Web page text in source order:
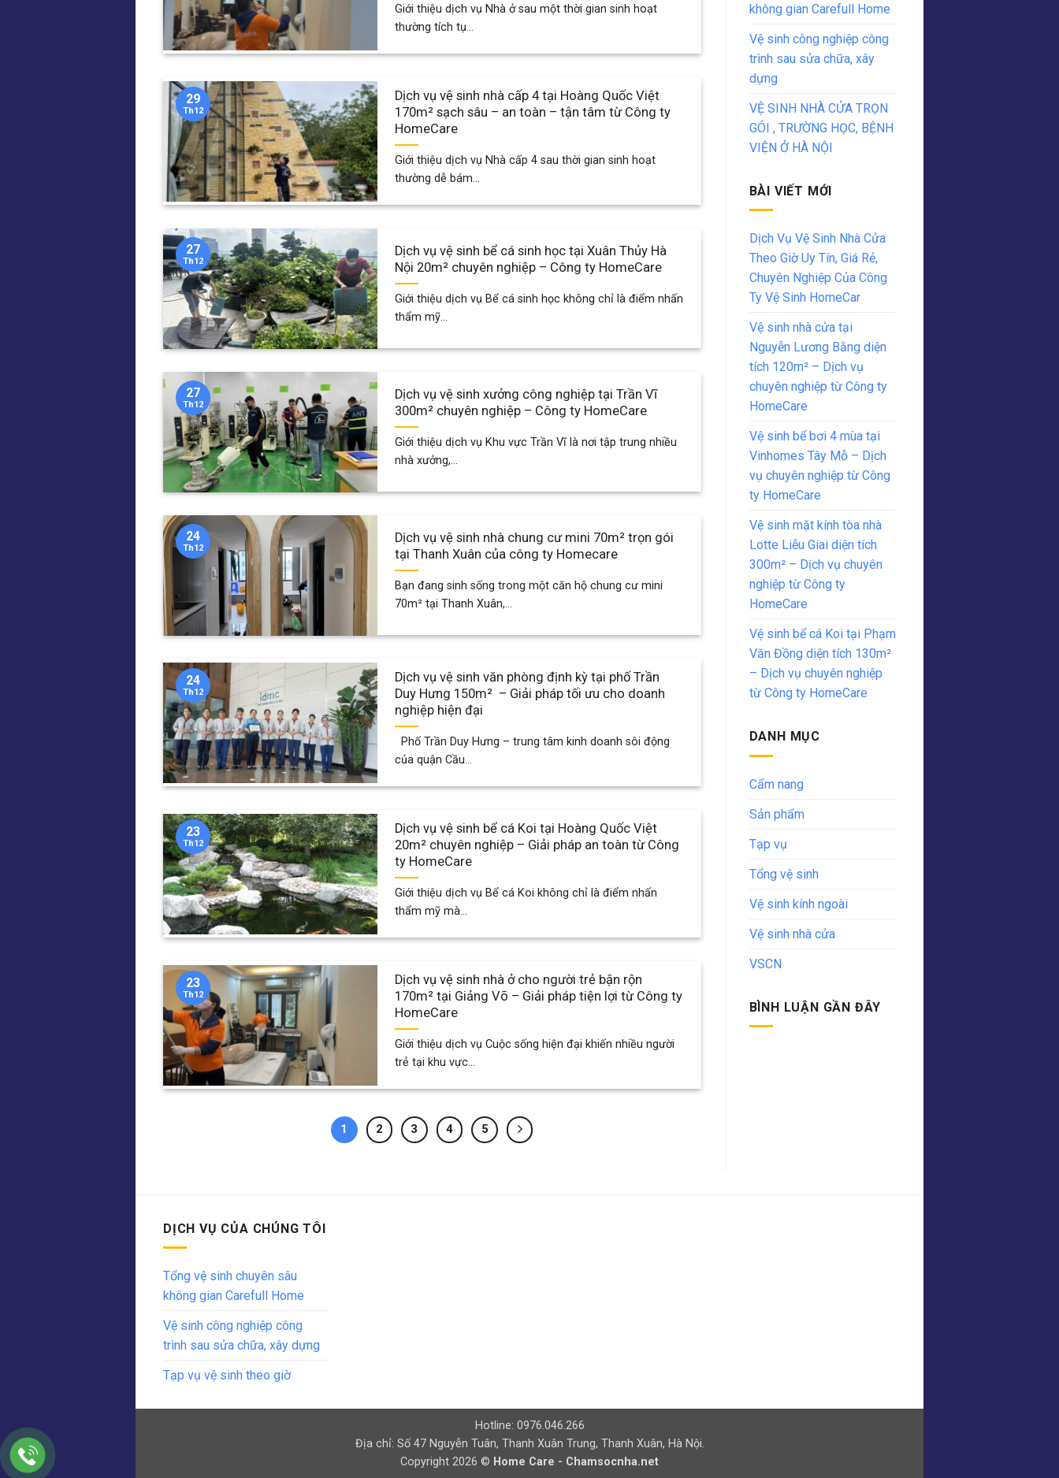
Giới thiệu dịch vụ Nhà ở sau một thời gian sinh hoạt
thường tích tụ...
Dịch vụ vệ sinh nhà cấp 4 tại Hoàng Quốc Việt
170m² sạch sâu – an toàn – tận tâm từ Công ty
HomeCare
Giới thiệu dịch vụ Nhà cấp 4 sau thời gian sinh hoạt
thường dễ bám...
29
Th12
Dịch vụ vệ sinh bể cá sinh học tại Xuân Thủy Hà
Nội 20m² chuyên nghiệp – Công ty HomeCare
Giới thiệu dịch vụ Bể cá sinh học không chỉ là điểm nhấn
thẩm mỹ...
27
Th12
Dịch vụ vệ sinh xưởng công nghiệp tại Trần Vĩ
300m² chuyên nghiệp – Công ty HomeCare
Giới thiệu dịch vụ Khu vực Trần Vĩ là nơi tập trung nhiều
nhà xưởng,...
27
Th12
Dịch vụ vệ sinh nhà chung cư mini 70m² trọn gói
tại Thanh Xuân của công ty Homecare
Bạn đang sinh sống trong một căn hộ chung cư mini
70m² tại Thanh Xuân,...
24
Th12
Dịch vụ vệ sinh văn phòng định kỳ tại phố Trần
Duy Hưng 150m² – Giải pháp tối ưu cho doanh
nghiệp hiện đại
Phố Trần Duy Hưng – trung tâm kinh doanh sôi động
của quận Cầu...
24
Th12
Dịch vụ vệ sinh bể cá Koi tại Hoàng Quốc Việt
20m² chuyên nghiệp – Giải pháp an toàn từ Công
ty HomeCare
Giới thiệu dịch vụ Bể cá Koi không chỉ là điểm nhấn
thẩm mỹ mà...
23
Th12
Dịch vụ vệ sinh nhà ở cho người trẻ bận rộn
170m² tại Giảng Võ – Giải pháp tiện lợi từ Công ty
HomeCare
Giới thiệu dịch vụ Cuộc sống hiện đại khiến nhiều người
trẻ tại khu vực...
23
Th12
1 2 3 4 5
không gian Carefull Home
Vệ sinh công nghiệp công
trình sau sửa chữa, xây
dựng
VỆ SINH NHÀ CỬA TRỌN
GÓI , TRƯỜNG HỌC, BỆNH
VIỆN Ở HÀ NỘI
BÀI VIẾT MỚI
Dịch Vụ Vệ Sinh Nhà Cửa
Theo Giờ Uy Tín, Giá Rẻ,
Chuyên Nghiệp Của Công
Ty Vệ Sinh HomeCar
Vệ sinh nhà cửa tại
Nguyễn Lương Bằng diện
tích 120m² – Dịch vụ
chuyên nghiệp từ Công ty
HomeCare
Vệ sinh bể bơi 4 mùa tại
Vinhomes Tây Mỗ – Dịch
vụ chuyên nghiệp từ Công
ty HomeCare
Vệ sinh mặt kính tòa nhà
Lotte Liễu Giai diện tích
300m² – Dịch vụ chuyên
nghiệp từ Công ty
HomeCare
Vệ sinh bể cá Koi tại Phạm
Văn Đồng diện tích 130m²
– Dịch vụ chuyên nghiệp
từ Công ty HomeCare
DANH MỤC
Cẩm nang
Sản phẩm
Tạp vụ
Tổng vệ sinh
Vệ sinh kính ngoài
Vệ sinh nhà cửa
VSCN
BÌNH LUẬN GẦN ĐÂY
DỊCH VỤ CỦA CHÚNG TÔI
Tổng vệ sinh chuyên sâu
không gian Carefull Home
Vệ sinh công nghiệp công
trình sau sửa chữa, xây dựng
Tạp vụ vệ sinh theo giờ
Hotline: 0976.046.266
Địa chỉ: Số 47 Nguyễn Tuân, Thanh Xuân Trung, Thanh Xuân, Hà Nội.
Copyright 2026 © Home Care - Chamsocnha.net